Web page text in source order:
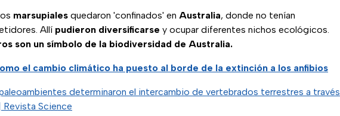
marsupiales quedaron 'confinados' en Australia, donde no tenían
Allí pudieron diversificarse y ocupar diferentes nichos ecológicos.
son un símbolo de la biodiversidad de Australia.
el cambio climático ha puesto al borde de la extinción a los anfibios
determinaron el intercambio de vertebrados terrestres a través
Revista Science